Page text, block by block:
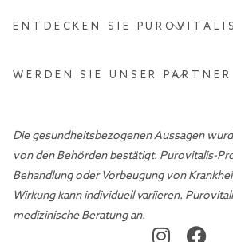
ENTDECKEN SIE PUROVITALIS
WERDEN SIE UNSER PARTNER
Die gesundheitsbezogenen Aussagen
von den Behörden bestätigt. Purovitalis-
Behandlung oder Vorbeugung von
Wirkung kann individuell variieren.
medizinische Beratung an.